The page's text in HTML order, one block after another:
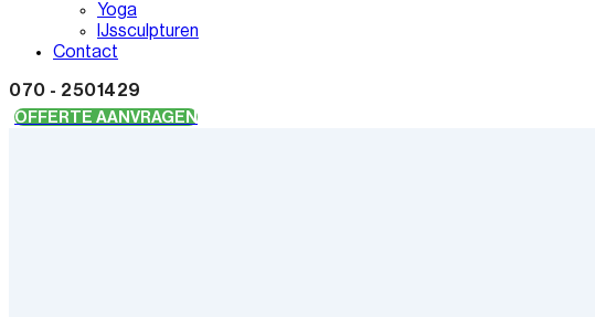
Yoga
IJssculpturen
Contact
070 - 2501429
OFFERTE AANVRAGEN